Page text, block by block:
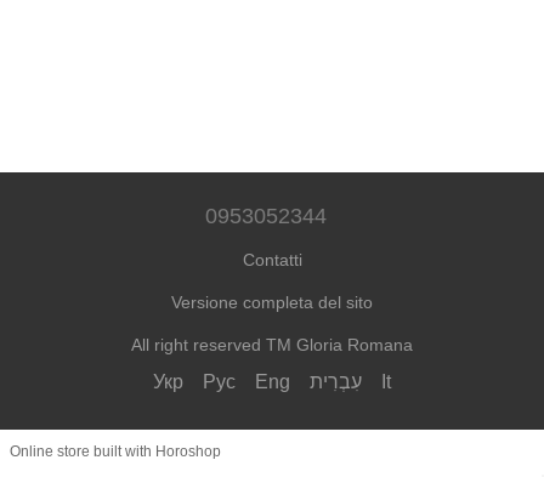
0953052344
Contatti
Versione completa del sito
All right reserved TM Gloria Romana
Укр Рус Eng עִבְרִית It
Online store built with Horoshop